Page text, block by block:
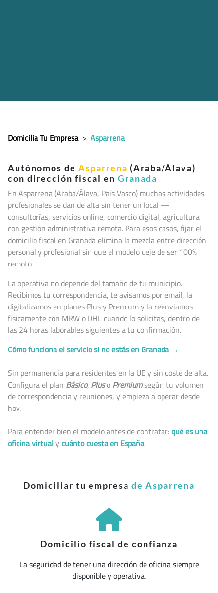
Domicilia Tu Empresa > Asparrena
Autónomos de Asparrena (Araba/Álava)
con dirección fiscal en Granada
En Asparrena (Araba/Álava, País Vasco) muchas actividades
profesionales se dan de alta sin tener un local —
consultorías, servicios online, comercio digital, agricultura
con gestión administrativa remota. Para esos casos, fijar el
domicilio fiscal en Granada elimina la mezcla entre dirección
personal y profesional sin que el modelo deje de ser 100%
remoto.
La operativa no depende del tamaño de tu municipio.
Recibimos tu correspondencia, te avisamos por email, la
digitalizamos en planes Plus y Premium y la reenviamos
físicamente con MRW o DHL cuando lo solicitas, dentro de
las 24 horas laborables siguientes a tu confirmación.
Cómo funciona el servicio si no estás en Granada →
Sin permanencia para residentes en la UE y sin coste de alta.
Configura el plan Básico, Pluso Premiumsegún tu volumen
de correspondencia y reuniones, y empieza a operar desde
hoy.
Para entender bien el modelo antes de contratar:qué es una
oficina virtual ycuánto cuesta en España.
Domiciliar tu empresa de Asparrena
Domicilio fiscal de confianza
La seguridad de tener una dirección de oficina siempre
disponible y operativa.